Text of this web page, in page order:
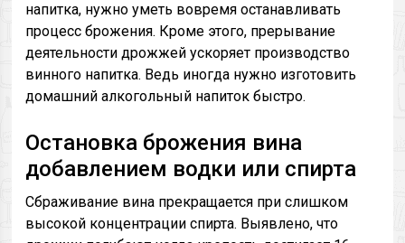
напитка, нужно уметь вовремя останавливать
процесс брожения. Кроме этого, прерывание
деятельности дрожжей ускоряет производство
винного напитка. Ведь иногда нужно изготовить
домашний алкогольный напиток быстро.
Остановка брожения вина
добавлением водки или спирта
Сбраживание вина прекращается при слишком
высокой концентрации спирта. Выявлено, что